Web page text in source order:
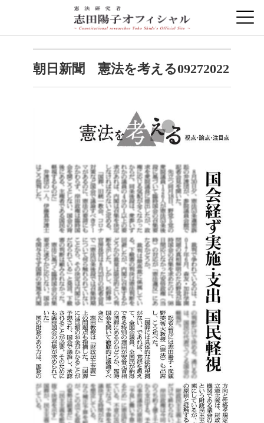
朝日新聞 憲法を考える09272022